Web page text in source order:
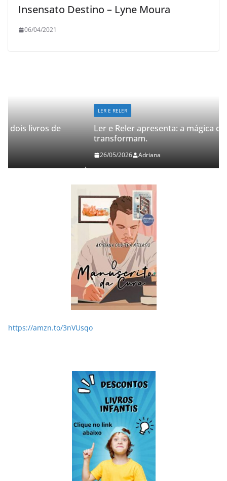
Insensato Destino – Lyne Moura
06/04/2021
Ler e Reler apresenta: a mágica de dois livros que
https://amzn.to/3nVUsqo